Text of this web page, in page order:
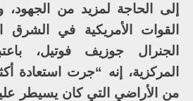
إلى الحاجة لمزيد من
القوات الأمريكية في الشرق
الجنرال جوزيف فوتيل،
من الأراضي التي كان يسيطر